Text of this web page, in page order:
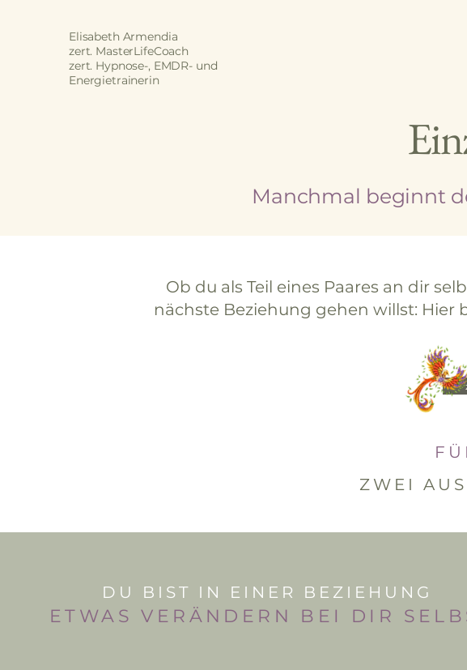
Elisabeth Armendia
zert. MasterLifeCoach
zert. Hypnose-, EMDR- und
Energietrainerin
Manchmal beginnt
Ob du als Teil eines Paares an dir
nächste Beziehung gehen willst:
ZWEI
DU BIST IN EINER BEZIEHUNG
ETWAS VERÄNDERN BEI DIR